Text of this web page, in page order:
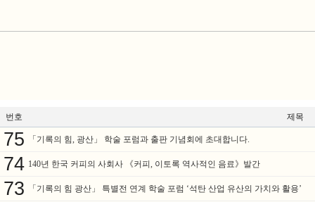
번호 제목
75 「기록의 힘, 광산」 학술 포럼과 출판 기념회에 초대합니다.
74 140년 한국 커피의 사회사 《커피, 이토록 역사적인 음료》발간
73 「기록의 힘 광산」 특별전 연계 학술 포럼 ‘석탄 산업 유산의 가치와 활용’